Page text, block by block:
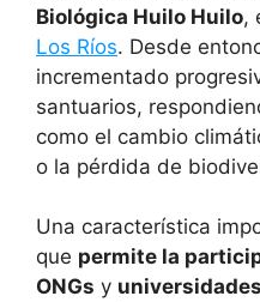
Biológica Huilo Huilo,
Los Ríos. Desde
incrementado
santuarios,
como el cambio
o la pérdida de
Una característica
que permite la
ONGs y universidades